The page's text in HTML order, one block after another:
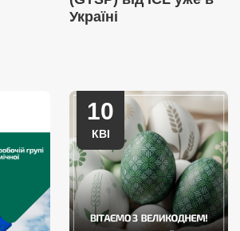
Україні
10
КВІ